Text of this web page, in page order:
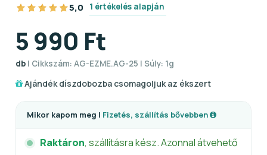
5,0 1 értékelés alapján
5 990 Ft
db | Cikkszám: AG-EZME.AG-25 | Súly: 1g
Ajándék díszdobozba csomagoljuk az ékszert
Mikor kapom meg | Fizetés, szállítás bővebben
Raktáron, szállításra kész. Azonnal átvehető